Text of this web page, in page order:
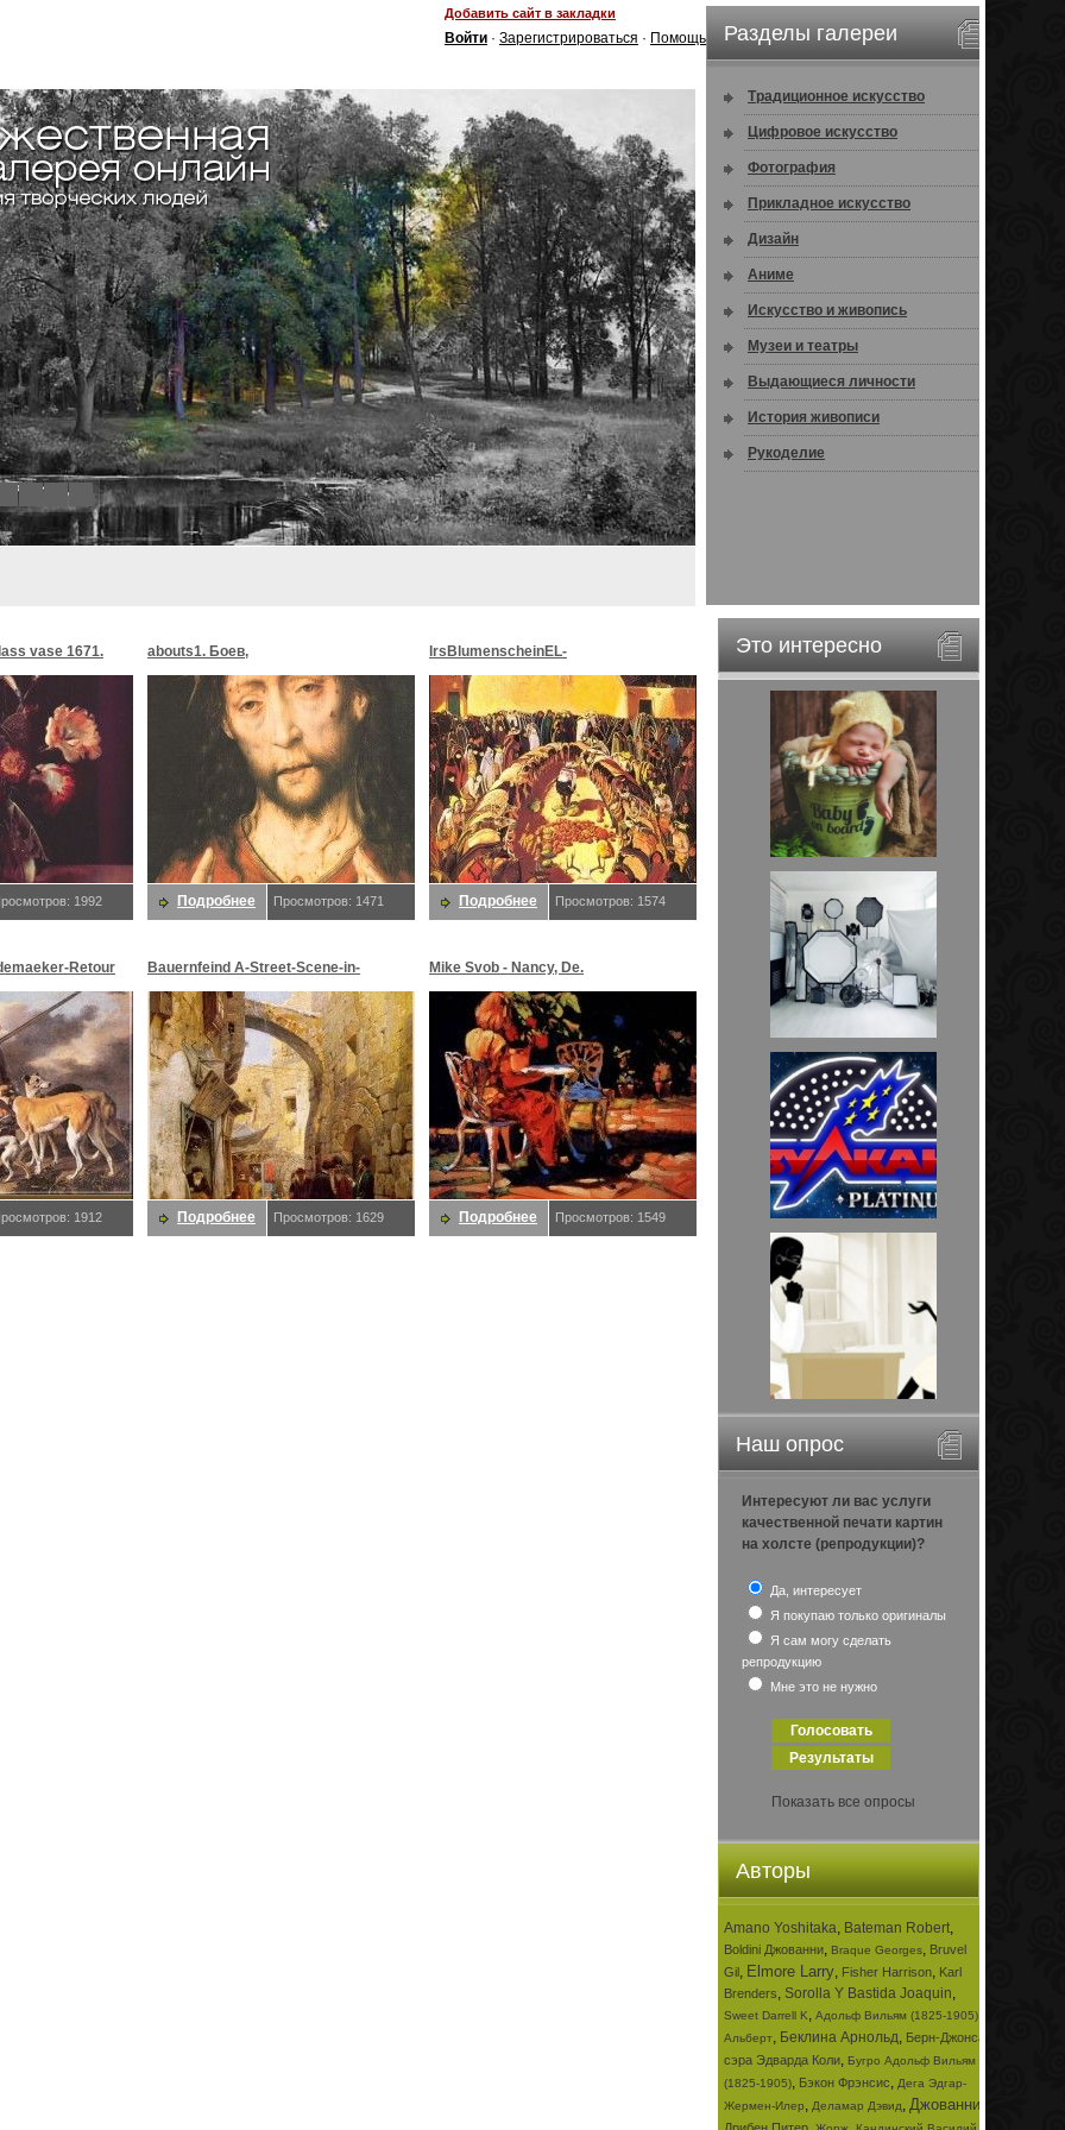
Добавить сайт в закладки
Войти · Зарегистрироваться · Помощь
8
Разделы галереи
Традиционное искусство
Цифровое искусство
Фотография
Прикладное искусство
Дизайн
Аниме
Искусство и живопись
Музеи и театры
Выдающиеся личности
История живописи
Рукоделие
Это интересно
Наш опрос
Интересуют ли вас услуги
качественной печати картин
на холсте (репродукции)?
Да, интересует
Я покупаю только оригиналы
Я сам могу сделать
репродукцию
Мне это не нужно
Показать все опросы
Авторы
Amano Yoshitaka, Bateman Robert,
Boldini Джованни, Braque Georges, Bruvel
Gil, Elmore Larry, Fisher Harrison, Karl
Brenders, Sorolla Y Bastida Joaquin,
Sweet Darrell K, Адольф Вильям (1825-1905)
Альберт, Беклина Арнольд, Берн-Джонса
сэра Эдварда Коли, Бугро Адольф Вильям
(1825-1905), Бэкон Фрэнсис, Дега Эдгар-
Жермен-Илер, Деламар Дэвид, Джованни
vase 1671.
1992
abouts1. Боев,
Подробнее Просмотров: 1471
lrsBlumenscheinEL-
MoonMorningstar&EveStar.
Blumenschein,
Подробнее Просмотров: 1574
Retour
1912
Bauernfeind A-Street-Scene-in-
Jerusalem-sj. Bauernfeind,
Подробнее Просмотров: 1629
Mike Svob - Nancy, De.
Подробнее Просмотров: 1549